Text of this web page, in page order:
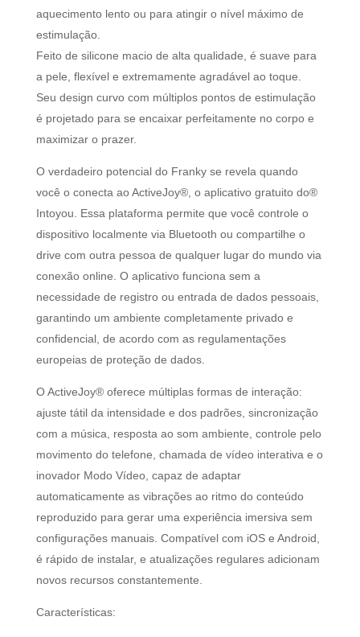
aquecimento lento ou para atingir o nível máximo de
estimulação.
Feito de silicone macio de alta qualidade, é suave para
a pele, flexível e extremamente agradável ao toque.
Seu design curvo com múltiplos pontos de estimulação
é projetado para se encaixar perfeitamente no corpo e
maximizar o prazer.
O verdadeiro potencial do Franky se revela quando
você o conecta ao ActiveJoy®, o aplicativo gratuito do®
Intoyou. Essa plataforma permite que você controle o
dispositivo localmente via Bluetooth ou compartilhe o
drive com outra pessoa de qualquer lugar do mundo via
conexão online. O aplicativo funciona sem a
necessidade de registro ou entrada de dados pessoais,
garantindo um ambiente completamente privado e
confidencial, de acordo com as regulamentações
europeias de proteção de dados.
O ActiveJoy® oferece múltiplas formas de interação:
ajuste tátil da intensidade e dos padrões, sincronização
com a música, resposta ao som ambiente, controle pelo
movimento do telefone, chamada de vídeo interativa e o
inovador Modo Vídeo, capaz de adaptar
automaticamente as vibrações ao ritmo do conteúdo
reproduzido para gerar uma experiência imersiva sem
configurações manuais. Compatível com iOS e Android,
é rápido de instalar, e atualizações regulares adicionam
novos recursos constantemente.
Características: